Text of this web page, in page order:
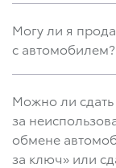
Могу ли я
с автомобилем?
Можно ли сдать
за
обмене
за ключ» или